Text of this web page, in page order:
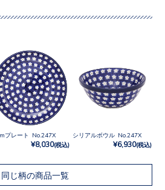
プレート No.247X
¥8,030(税込)
シリアルボウル No.247X
¥6,930(税込)
同じ柄の商品一覧